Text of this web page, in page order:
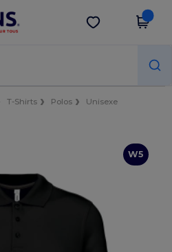
!
Obtenir l'appli
T-Shirts Polos
Unisexe
W5